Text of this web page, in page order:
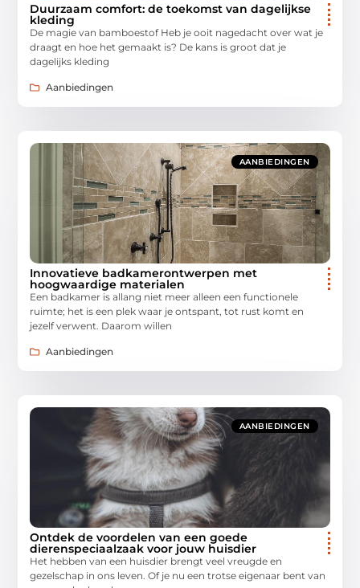
Duurzaam comfort: de toekomst van dagelijkse
kleding
De magie van bamboestof Heb je ooit nagedacht over wat je
draagt en hoe het gemaakt is? De kans is groot dat je
dagelijks kleding
Aanbiedingen
AANBIEDINGEN
Innovatieve badkamerontwerpen met
hoogwaardige materialen
Een badkamer is allang niet meer alleen een functionele
ruimte; het is een plek waar je ontspant, tot rust komt en
jezelf verwent. Daarom willen
Aanbiedingen
AANBIEDINGEN
Ontdek de voordelen van een goede
dierenspeciaalzaak voor jouw huisdier
Het hebben van een huisdier brengt veel vreugde en
gezelschap in ons leven. Of je nu een trotse eigenaar bent van